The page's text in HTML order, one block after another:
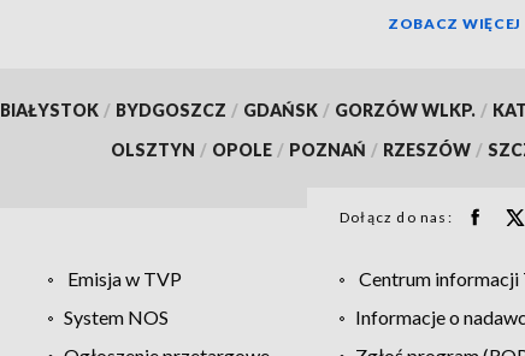
ZOBACZ WIĘCEJ
BIAŁYSTOK / BYDGOSZCZ / GDAŃSK / GORZÓW WLKP. /
OLSZTYN / OPOLE / POZNAŃ / RZESZÓW /
Dołącz do nas:
Emisja w TVP Centrum informacji
System NOS Informacje o